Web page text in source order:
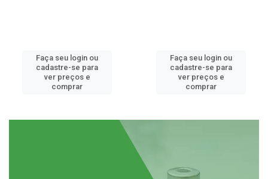
Faça seu login ou
cadastre-se para
ver preços e
comprar
Faça seu login ou
cadastre-se para
ver preços e
comprar